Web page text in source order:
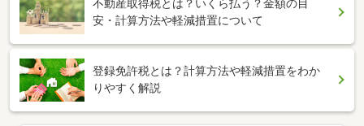
不動産取得税とは？いくら払う？金額の目
安・計算方法や軽減措置について
登録免許税とは？計算方法や軽減措置をわか
りやすく解説